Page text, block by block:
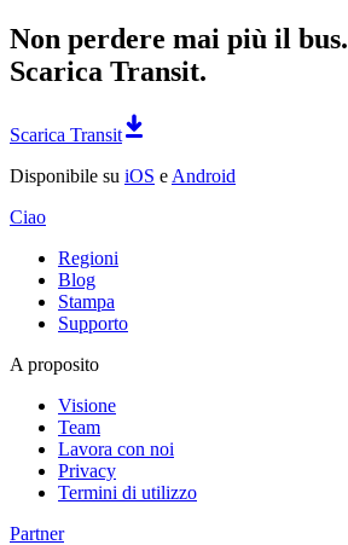
Non perdere mai più il bus.
Scarica Transit.
Scarica Transit
Disponibile su iOS e Android
Ciao
Regioni
Blog
Stampa
Supporto
A proposito
Visione
Team
Lavora con noi
Privacy
Termini di utilizzo
Partner